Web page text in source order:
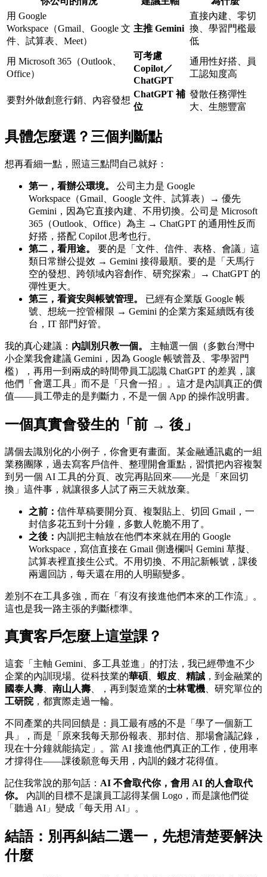
用 Google
Workspace（Gmail、Google 文
件、試算表、Meet）
主推 Gemini
直接內建、零切
換、學習門檻最
低
用 Microsoft 365（Outlook、
Office）
可考慮
Copilot／
ChatGPT
通用性好搭、員
工認知度高
要對外做創意行銷、內容發想
ChatGPT 補
位
發散任務彈性
大、生態豐富
具體怎麼選？三個判斷點
想再看細一點，照這三點問自己就好：
第一，看辦公環境。
公司主力是 Google
Workspace（Gmail、Google 文件、試算表）→ 優先
Gemini，因為它直接內建、不用切換。公司是 Microsoft
365（Outlook、Office）為主 → ChatGPT 的通用性反而
好搭，搭配 Copilot 思考也行。
第二，看用途。
要的是「文件、信件、表格、會議」這
類日常辦公提效 → Gemini 接得最順。要的是「天馬行
空的發想、跨領域內容創作、研究探索」→ ChatGPT 的
彈性更大。
第三，看資安與帳號管理。
已經有企業版 Google 帳
號、想統一控管權限 → Gemini 的企業方案延續既有後
台，IT 部門好管。
我的真心建議： 內訓別只教一個。
主軸選一個（多數台灣中
小企業我會建議 Gemini，因為 Google 帳號普及、零學習門
檻），再用一到兩成的時間帶員工認識 ChatGPT 的差異，讓
他們「會選工具」而不是「只會一招」。這才是內訓真正的價
值——員工帶走的是判斷力，不是一個 App 的操作說明書。
一個真實會發生的「前 → 後」
講個去識別化的小例子，你會更有畫面。某金融通訊處的一組
業務團隊，過去寫客戶信件、整理開會重點，習慣把內容複製
到另一個 AI 工具的分頁、改完再貼回來——光是「來回切
換」這件事，就讓很多人試了兩三天就放棄。
之前： 信件草稿要開分頁、複製貼上、切回 Gmail，一
封信多花五到十分鐘，多數人乾脆不用了。
之後： 內訓把主軸放在他們本來就在用的 Google
Workspace，寫信直接在 Gmail 側邊欄叫 Gemini 草擬、
試算表裡直接生公式。不用切換、不用記新帳號，課後
兩週回訪，每天還在用的人明顯變多。
差別不在工具多強，而在「有沒有接進他們本來的工作流」。
這也是我一路主張的判斷標準。
真實客戶怎麼上這堂課？
這套「主軸 Gemini、多工具並進」的打法，我已經帶進不少
企業的內訓現場。從科技業的華碩 蝦皮 精誠 ，到金融業的
國泰人壽
南山人壽 ，再到製造業的士林電機 、研究單位的
工研院，都實際走過一輪。
不同產業的共同回饋是：員工最有感的不是「學了一個新工
具」，而是「原來我每天那份報表、那封信、那場會議記錄，
現在十分鐘就能搞定」。當 AI 接進他們真正的工作，使用率
才撐得住——課後願意每天用，內訓的錢才花得值。
記住我常說的那句話： AI 不會取代你，會用 AI 的人會取代
你。
內訓的目標不是讓員工認得某個 Logo，而是讓他們從
「聽過 AI」變成「每天用 AI」。
結語：別再糾結二選一，先想清楚要解決
什麼